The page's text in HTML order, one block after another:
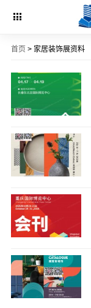
首页 > 家居装饰展资料